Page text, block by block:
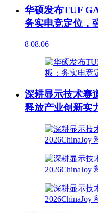
华硕发布TUF
务实电竞定位，
8 08.06
深耕显示技术赛
释放产业创新实